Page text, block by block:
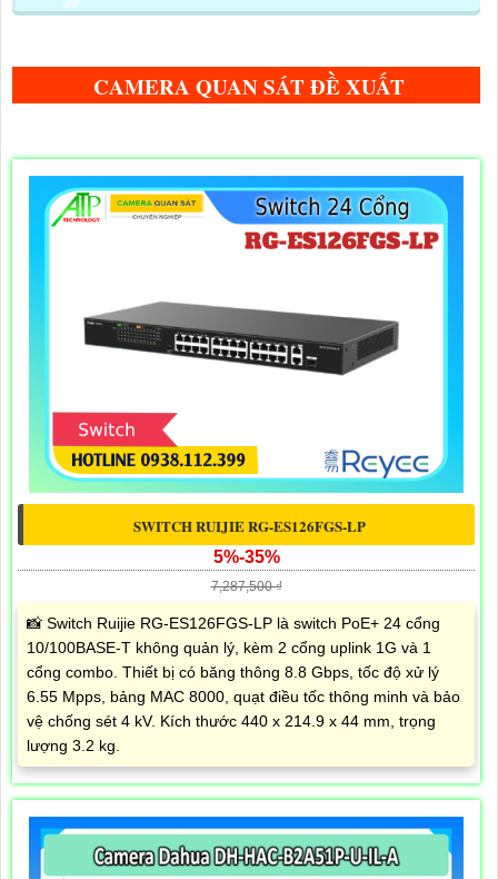
CAMERA QUAN SÁT ĐỀ XUẤT
SWITCH RUIJIE RG-ES126FGS-LP
5%-35%
7,287,500 ₫
📸 Switch Ruijie RG-ES126FGS-LP là switch PoE+ 24 cổng
10/100BASE-T không quản lý, kèm 2 cổng uplink 1G và 1
cổng combo. Thiết bị có băng thông 8.8 Gbps, tốc độ xử lý
6.55 Mpps, bảng MAC 8000, quạt điều tốc thông minh và bảo
vệ chống sét 4 kV. Kích thước 440 x 214.9 x 44 mm, trọng
lượng 3.2 kg.